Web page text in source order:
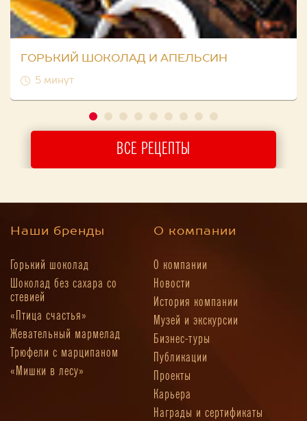
ГОРЬКИЙ ШОКОЛАД И АПЕЛЬСИН
5 минут
ВСЕ РЕЦЕПТЫ
Наши бренды
Горький шоколад
Шоколад без сахара со
стевией
«Птица счастья»
Жевательный мармелад
Трюфели с марципаном
«Мишки в лесу»
О компании
О компании
Новости
История компании
Музей и экскурсии
Бизнес-туры
Публикации
Проекты
Карьера
Награды и сертификаты